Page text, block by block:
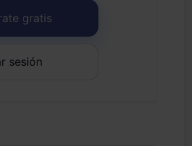
gratis
sesión